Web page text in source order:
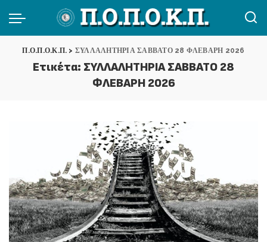
Π.Ο.Π.Ο.Κ.Π. > ΣΥΛΛΑΛΗΤΗΡΙΑ ΣΑΒΒΑΤΟ 28 ΦΛΕΒΑΡΗ 2026
Ετικέτα: ΣΥΛΛΑΛΗΤΗΡΙΑ ΣΑΒΒΑΤΟ 28
ΦΛΕΒΑΡΗ 2026